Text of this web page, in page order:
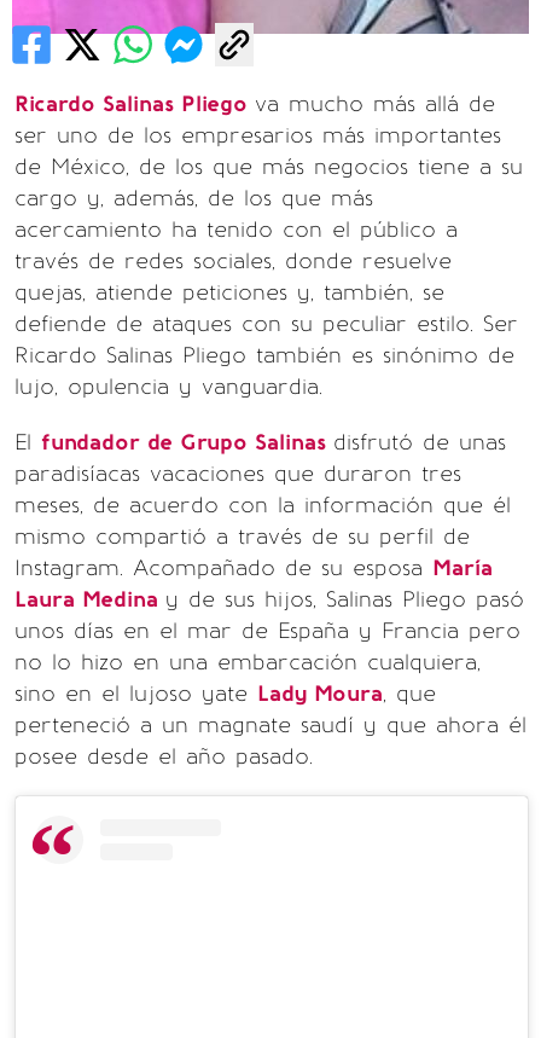
Ricardo Salinas Pliego va mucho más allá de
ser uno de los empresarios más importantes
de México, de los que más negocios tiene a su
cargo y, además, de los que más
acercamiento ha tenido con el público a
través de redes sociales, donde resuelve
quejas, atiende peticiones y, también, se
defiende de ataques con su peculiar estilo. Ser
Ricardo Salinas Pliego también es sinónimo de
lujo, opulencia y vanguardia.
El fundador de Grupo Salinas disfrutó de unas
paradisíacas vacaciones que duraron tres
meses, de acuerdo con la información que él
mismo compartió a través de su perfil de
Instagram. Acompañado de su esposa María
Laura Medina y de sus hijos, Salinas Pliego pasó
unos días en el mar de España y Francia pero
no lo hizo en una embarcación cualquiera,
sino en el lujoso yate Lady Moura, que
perteneció a un magnate saudí y que ahora él
posee desde el año pasado.